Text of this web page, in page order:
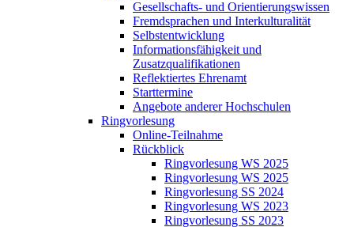
Gesellschafts- und Orientierungswissen
Fremdsprachen und Interkulturalität
Selbstentwicklung
Informationsfähigkeit und
Zusatzqualifikationen
Reflektiertes Ehrenamt
Starttermine
Angebote anderer Hochschulen
Ringvorlesung
Online-Teilnahme
Rückblick
Ringvorlesung WS 2025
Ringvorlesung WS 2025
Ringvorlesung SS 2024
Ringvorlesung WS 2023
Ringvorlesung SS 2023